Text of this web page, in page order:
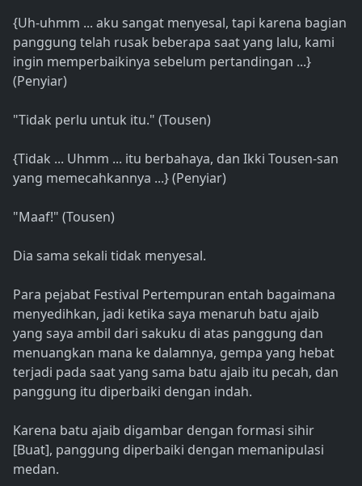
{Uh-uhmm ... aku sangat menyesal, tapi karena bagian
panggung telah rusak beberapa saat yang lalu, kami
ingin memperbaikinya sebelum pertandingan ...}
(Penyiar)
"Tidak perlu untuk itu." (Tousen)
{Tidak ... Uhmm ... itu berbahaya, dan Ikki Tousen-san
yang memecahkannya ...} (Penyiar)
"Maaf!" (Tousen)
Dia sama sekali tidak menyesal.
Para pejabat Festival Pertempuran entah bagaimana
menyedihkan, jadi ketika saya menaruh batu ajaib
yang saya ambil dari sakuku di atas panggung dan
menuangkan mana ke dalamnya, gempa yang hebat
terjadi pada saat yang sama batu ajaib itu pecah, dan
panggung itu diperbaiki dengan indah.
Karena batu ajaib digambar dengan formasi sihir
[Buat], panggung diperbaiki dengan memanipulasi
medan.